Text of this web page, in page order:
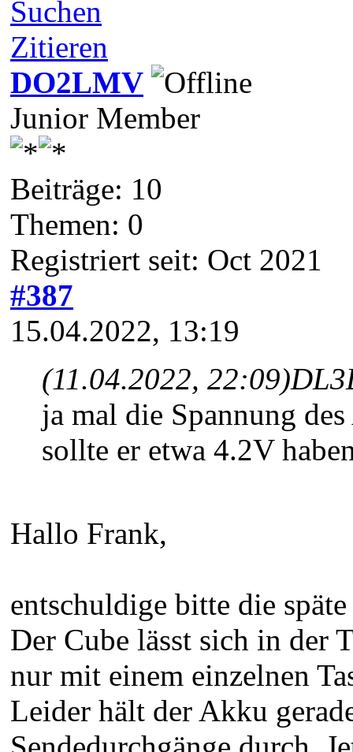
Suchen
Zitieren
DO2LMV
Junior Member
Beiträge: 10
Themen: 0
Registriert seit: Oct 2021
#387
15.04.2022, 13:19
(11.04.2022, 22:09)
ja mal die Spannung
sollte er etwa 4.2V
Hallo Frank,
entschuldige bitte die
Der Cube lässt sich in der
nur mit einem einzelnen
Leider hält der Akku